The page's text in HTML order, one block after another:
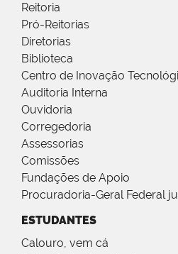
Reitoria
Pró-Reitorias
Diretorias
Biblioteca
Centro de Inovação
Auditoria Interna
Ouvidoria
Corregedoria
Assessorias
Comissões
Fundações de Apoio
Procuradoria-Geral Federal
ESTUDANTES
Calouro, vem cá